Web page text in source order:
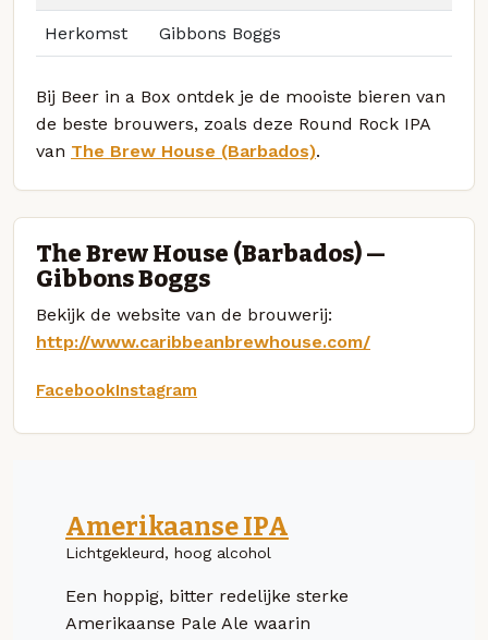
Herkomst Gibbons Boggs
Bij Beer in a Box ontdek je de mooiste bieren van
de beste brouwers, zoals deze Round Rock IPA
van The Brew House (Barbados).
The Brew House (Barbados) —
Gibbons Boggs
Bekijk de website van de brouwerij:
http://www.caribbeanbrewhouse.com/
FacebookInstagram
Amerikaanse IPA
Lichtgekleurd, hoog alcohol
Een hoppig, bitter redelijke sterke
Amerikaanse Pale Ale waarin